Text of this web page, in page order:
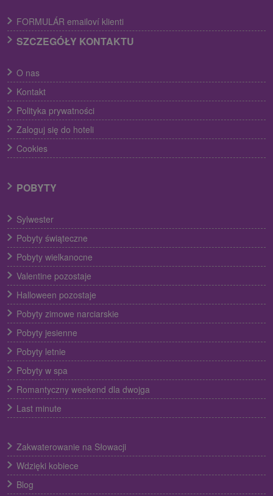
FORMULÁR emailoví klienti
SZCZEGÓŁY KONTAKTU
O nas
Kontakt
Polityka prywatności
Zaloguj się do hoteli
Cookies
POBYTY
Sylwester
Pobyty świąteczne
Pobyty wielkanocne
Valentine pozostaje
Halloween pozostaje
Pobyty zimowe narciarskie
Pobyty jesienne
Pobyty letnie
Pobyty w spa
Romantyczny weekend dla dwojga
Last minute
Zakwaterowanie na Słowacji
Wdzięki kobiece
Blog